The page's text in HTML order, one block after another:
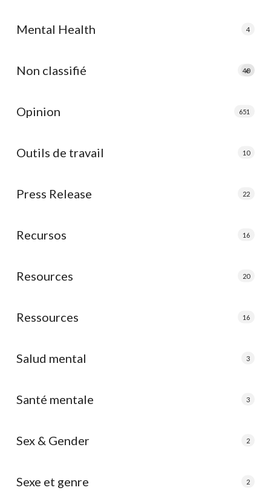
Mental Health 4
Non classifié e
40
Opinion 651
Outils de travail 10
Press Release 22
Recursos 16
Resources 20
Ressources 16
Salud mental 3
Santé mentale 3
Sex & Gender 2
Sexe et genre 2